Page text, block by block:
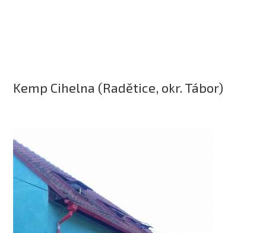
Kemp Cihelna (Radětice, okr. Tábor)